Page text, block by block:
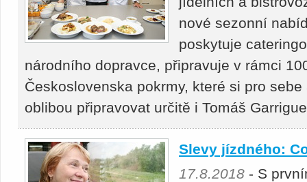
nové sezonní
poskytuje
národního dopravce, připravuje v rámci
Československa pokrmy, které si pro
oblibou připravovat určitě i Tomáš
Slevy jízdného:
17.8.2018 - S